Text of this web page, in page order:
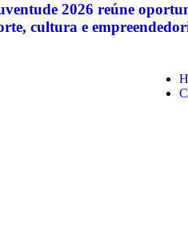
2026 reúne
cultura e